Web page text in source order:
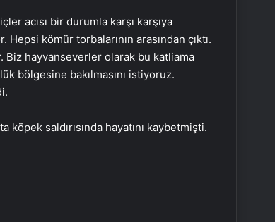
acısı bir durumla karşı karşıya
kömür torbalarının arasından çıktı.
Biz hayvanseverler olarak bu katliama
bölgesine bakılmasını istiyoruz.
köpek saldırısında hayatını kaybetmişti.